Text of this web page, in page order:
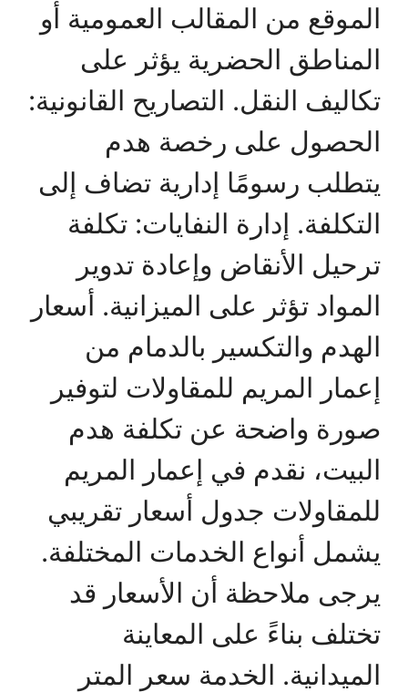
الموقع من المقالب العمومية أو
المناطق الحضرية يؤثر على
تكاليف النقل. التصاريح القانونية:
الحصول على رخصة هدم
يتطلب رسومًا إدارية تضاف إلى
التكلفة. إدارة النفايات: تكلفة
ترحيل الأنقاض وإعادة تدوير
المواد تؤثر على الميزانية. أسعار
الهدم والتكسير بالدمام من
إعمار المريم للمقاولات لتوفير
صورة واضحة عن تكلفة هدم
البيت، نقدم في إعمار المريم
للمقاولات جدول أسعار تقريبي
يشمل أنواع الخدمات المختلفة.
يرجى ملاحظة أن الأسعار قد
تختلف بناءً على المعاينة
الميدانية. الخدمة سعر المتر